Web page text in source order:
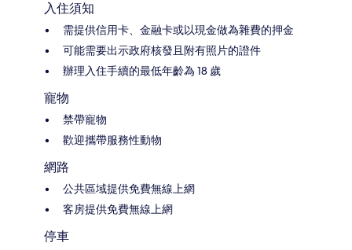
入住須知
需提供信用卡、金融卡或以現金做為雜費的押金
可能需要出示政府核發且附有照片的證件
辦理入住手續的最低年齡為 18 歲
寵物
禁帶寵物
歡迎攜帶服務性動物
網路
公共區域提供免費無線上網
客房提供免費無線上網
停車